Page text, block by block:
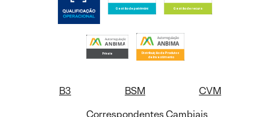
B3 BSM
CVM
Correspondentes Cambiais